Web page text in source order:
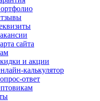
сайта
и акции
калькулятор
ответ